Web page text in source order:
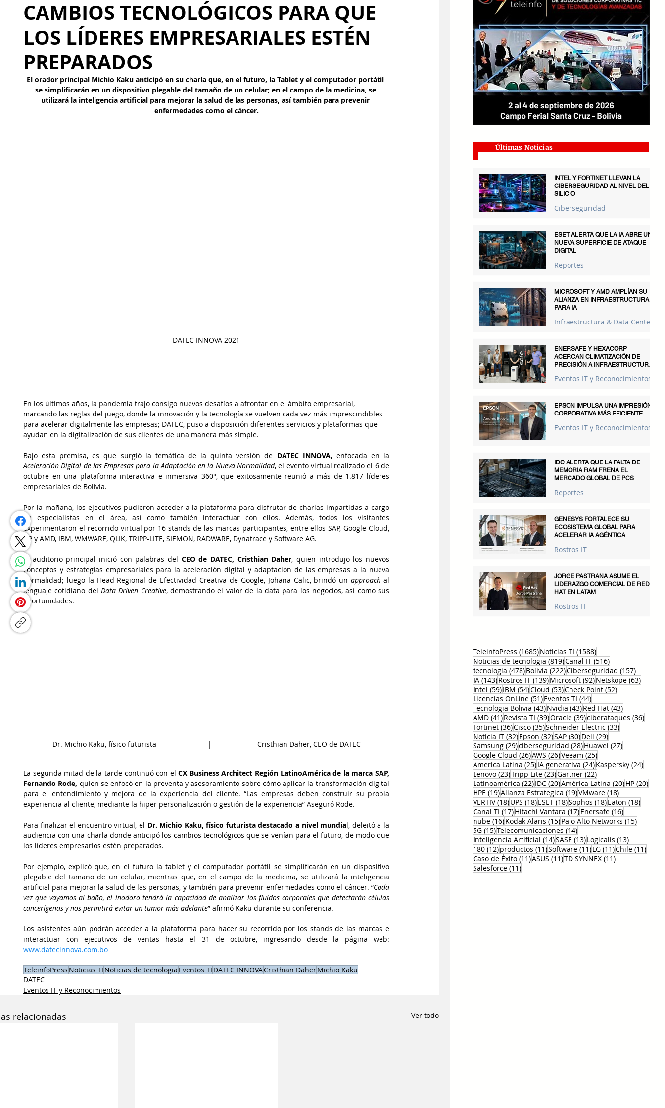
CAMBIOS TECNOLÓGICOS PARA QUE
LOS LÍDERES EMPRESARIALES ESTÉN
PREPARADOS
El orador principal Michio Kaku anticipó en su charla que, en el futuro, la Tablet y el computador portátil
se simplificarán en un dispositivo plegable del tamaño de un celular; en el campo de la medicina, se
utilizará la inteligencia artificial para mejorar la salud de las personas, así también para prevenir
enfermedades como el cáncer.
DATEC INNOVA 2021
En los últimos años, la pandemia trajo consigo nuevos desafíos a afrontar en el ámbito empresarial,
marcando las reglas del juego, donde la innovación y la tecnología se vuelven cada vez más imprescindibles
para acelerar digitalmente las empresas; DATEC, puso a disposición diferentes servicios y plataformas que
ayudan en la digitalización de sus clientes de una manera más simple.
Bajo esta premisa, es que surgió la temática de la quinta versión de DATEC INNOVA,
Aceleración Digital de las Empresas para la Adaptación en la Nueva Normalidad, el evento virtual realizado el 6 de
octubre en una plataforma interactiva e inmersiva 360°, que exitosamente reunió a más de 1.817 líderes
empresariales de Bolivia.
Por la mañana, los ejecutivos pudieron acceder a la plataforma para disfrutar de charlas impartidas a cargo
de especialistas en el área, así como también interactuar con ellos. Además, todos los visitantes
HP y AMD, IBM, WMWARE, QLIK, TRIPP-LITE, SIEMON, RADWARE, Dynatrace y Software AG.
El auditorio principal inició con palabras del CEO de DATEC, Cristhian Daher, quien introdujo los nuevos
conceptos y estrategias empresariales para la aceleración digital y adaptación de las empresas a la nueva
normalidad; luego la Head Regional de Efectividad Creativa de Google, Johana Calic, brindó un approach al
lenguaje cotidiano del Data Driven Creative, demostrando el valor de la data para los negocios, así como sus
oportunidades.
Dr. Michio Kaku, físico futurista                          |                       Cristhian Daher, CEO de DATEC
La segunda mitad de la tarde continuó con el CX Business Architect Región LatinoAmérica de la marca SAP,
Fernando Rode, quien se enfocó en la preventa y asesoramiento sobre cómo aplicar la transformación digital
para el entendimiento y mejora de la experiencia del cliente. “Las empresas deben construir su propia
experiencia al cliente, mediante la hiper personalización o gestión de la experiencia” Aseguró Rode.
Para finalizar el encuentro virtual, el Dr. Michio Kaku, físico futurista destacado a nivel mundial, deleitó a la
audiencia con una charla donde anticipó los cambios tecnológicos que se venían para el futuro, de modo que
los líderes empresarios estén preparados.
Por ejemplo, explicó que, en el futuro la tablet y el computador portátil se simplificarán en un dispositivo
plegable del tamaño de un celular, mientras que, en el campo de la medicina, se utilizará la inteligencia
artificial para mejorar la salud de las personas, y también para prevenir enfermedades como el cáncer. “Cada
vez que vayamos al baño, el inodoro tendrá la capacidad de analizar los fluidos corporales que detectarán células
cancerígenas y nos permitirá evitar un tumor más adelante” afirmó Kaku durante su conferencia.
Los asistentes aún podrán acceder a la plataforma para hacer su recorrido por los stands de las marcas e
www.datecinnova.com.bo
TeleinfoPress Noticias TI Noticias de tecnologia Eventos TI DATEC INNOVACristhian DaherMichio Kaku
DATEC
Eventos IT y Reconocimientos
relacionadas Ver todo
Últimas Noticias
INTEL Y FORTINET LLEVAN LA
CIBERSEGURIDAD AL NIVEL DEL
SILICIO
Ciberseguridad
ESET ALERTA QUE LA IA ABRE UNA
NUEVA SUPERFICIE DE ATAQUE
DIGITAL
Reportes
MICROSOFT Y AMD AMPLÍAN SU
ALIANZA EN INFRAESTRUCTURA
PARA IA
Infraestructura & Data Centers
ENERSAFE Y HEXACORP
ACERCAN CLIMATIZACIÓN DE
PRECISIÓN A INFRAESTRUCTURAS
Eventos IT y Reconocimientos
EPSON IMPULSA UNA IMPRESIÓN
CORPORATIVA MÁS EFICIENTE
Eventos IT y Reconocimientos
IDC ALERTA QUE LA FALTA DE
MEMORIA RAM FRENA EL
MERCADO GLOBAL DE PCS
Reportes
GENESYS FORTALECE SU
ECOSISTEMA GLOBAL PARA
ACELERAR IA AGÉNTICA
Rostros IT
JORGE PASTRANA ASUME EL
LIDERAZGO COMERCIAL DE RED
HAT EN LATAM
Rostros IT
TeleinfoPress (1685)1685 entradas
Noticias TI (1588)1588 entradas
Noticias de tecnologia (819)819 entradas
Canal IT (516)516 entradas
tecnologia (478)478 entradas
Bolivia (222)222 entradas
Ciberseguridad (157)157
IA (143)143 entradas
Rostros IT (139)139 entradas
Microsoft (92)92 entradas
Netskope (63)63
Intel (59)59 entradas
IBM (54)54 entradas
Cloud (53)53 entradas
Check Point (52)52 entradas
Licencias OnLine (51)51 entradas
Eventos TI (44)44 entradas
Tecnologia Bolivia (43)43 entradas
Nvidia (43)43 entradas
Red Hat (43)43 entradas
AMD (41)41 entradas
Revista TI (39)39 entradas
Oracle (39)39 entradas
ciberataques (36)36
Fortinet (36)36 entradas
Cisco (35)35 entradas
Schneider Electric (33)33 entradas
Noticia IT (32)32 entradas
Epson (32)32 entradas
SAP (30)30 entradas
Dell (29)29 entradas
Samsung (29)29 entradas
ciberseguridad (28)28 entradas
Huawei (27)27 entradas
Google Cloud (26)26 entradas
AWS (26)26 entradas
Veeam (25)25 entradas
America Latina (25)25 entradas
IA generativa (24)24 entradas
Kaspersky (24)24
Lenovo (23)23 entradas
Tripp Lite (23)23 entradas
Gartner (22)22 entradas
Latinoamérica (22)22 entradas
IDC (20)20 entradas
América Latina (20)20 entradas
HP (20)20
HPE (19)19 entradas
Alianza Estrategica (19)19 entradas
VMware (18)18 entradas
VERTIV (18)18 entradas
UPS (18)18 entradas
ESET (18)18 entradas
Sophos (18)18 entradas
Eaton (18)18
Canal TI (17)17 entradas
Hitachi Vantara (17)17 entradas
Enersafe (16)16 entradas
nube (16)16 entradas
Kodak Alaris (15)15 entradas
Palo Alto Networks (15)15
5G (15)15 entradas
Telecomunicaciones (14)14 entradas
Inteligencia Artificial (14)14 entradas
SASE (13)13 entradas
Logicalis (13)13
180 (12)12 entradas
productos (11)11 entradas
Software (11)11 entradas
LG (11)11 entradas
Chile (11)11
Caso de Éxito (11)11 entradas
ASUS (11)11 entradas
TD SYNNEX (11)11 entradas
Salesforce (11)11 entradas